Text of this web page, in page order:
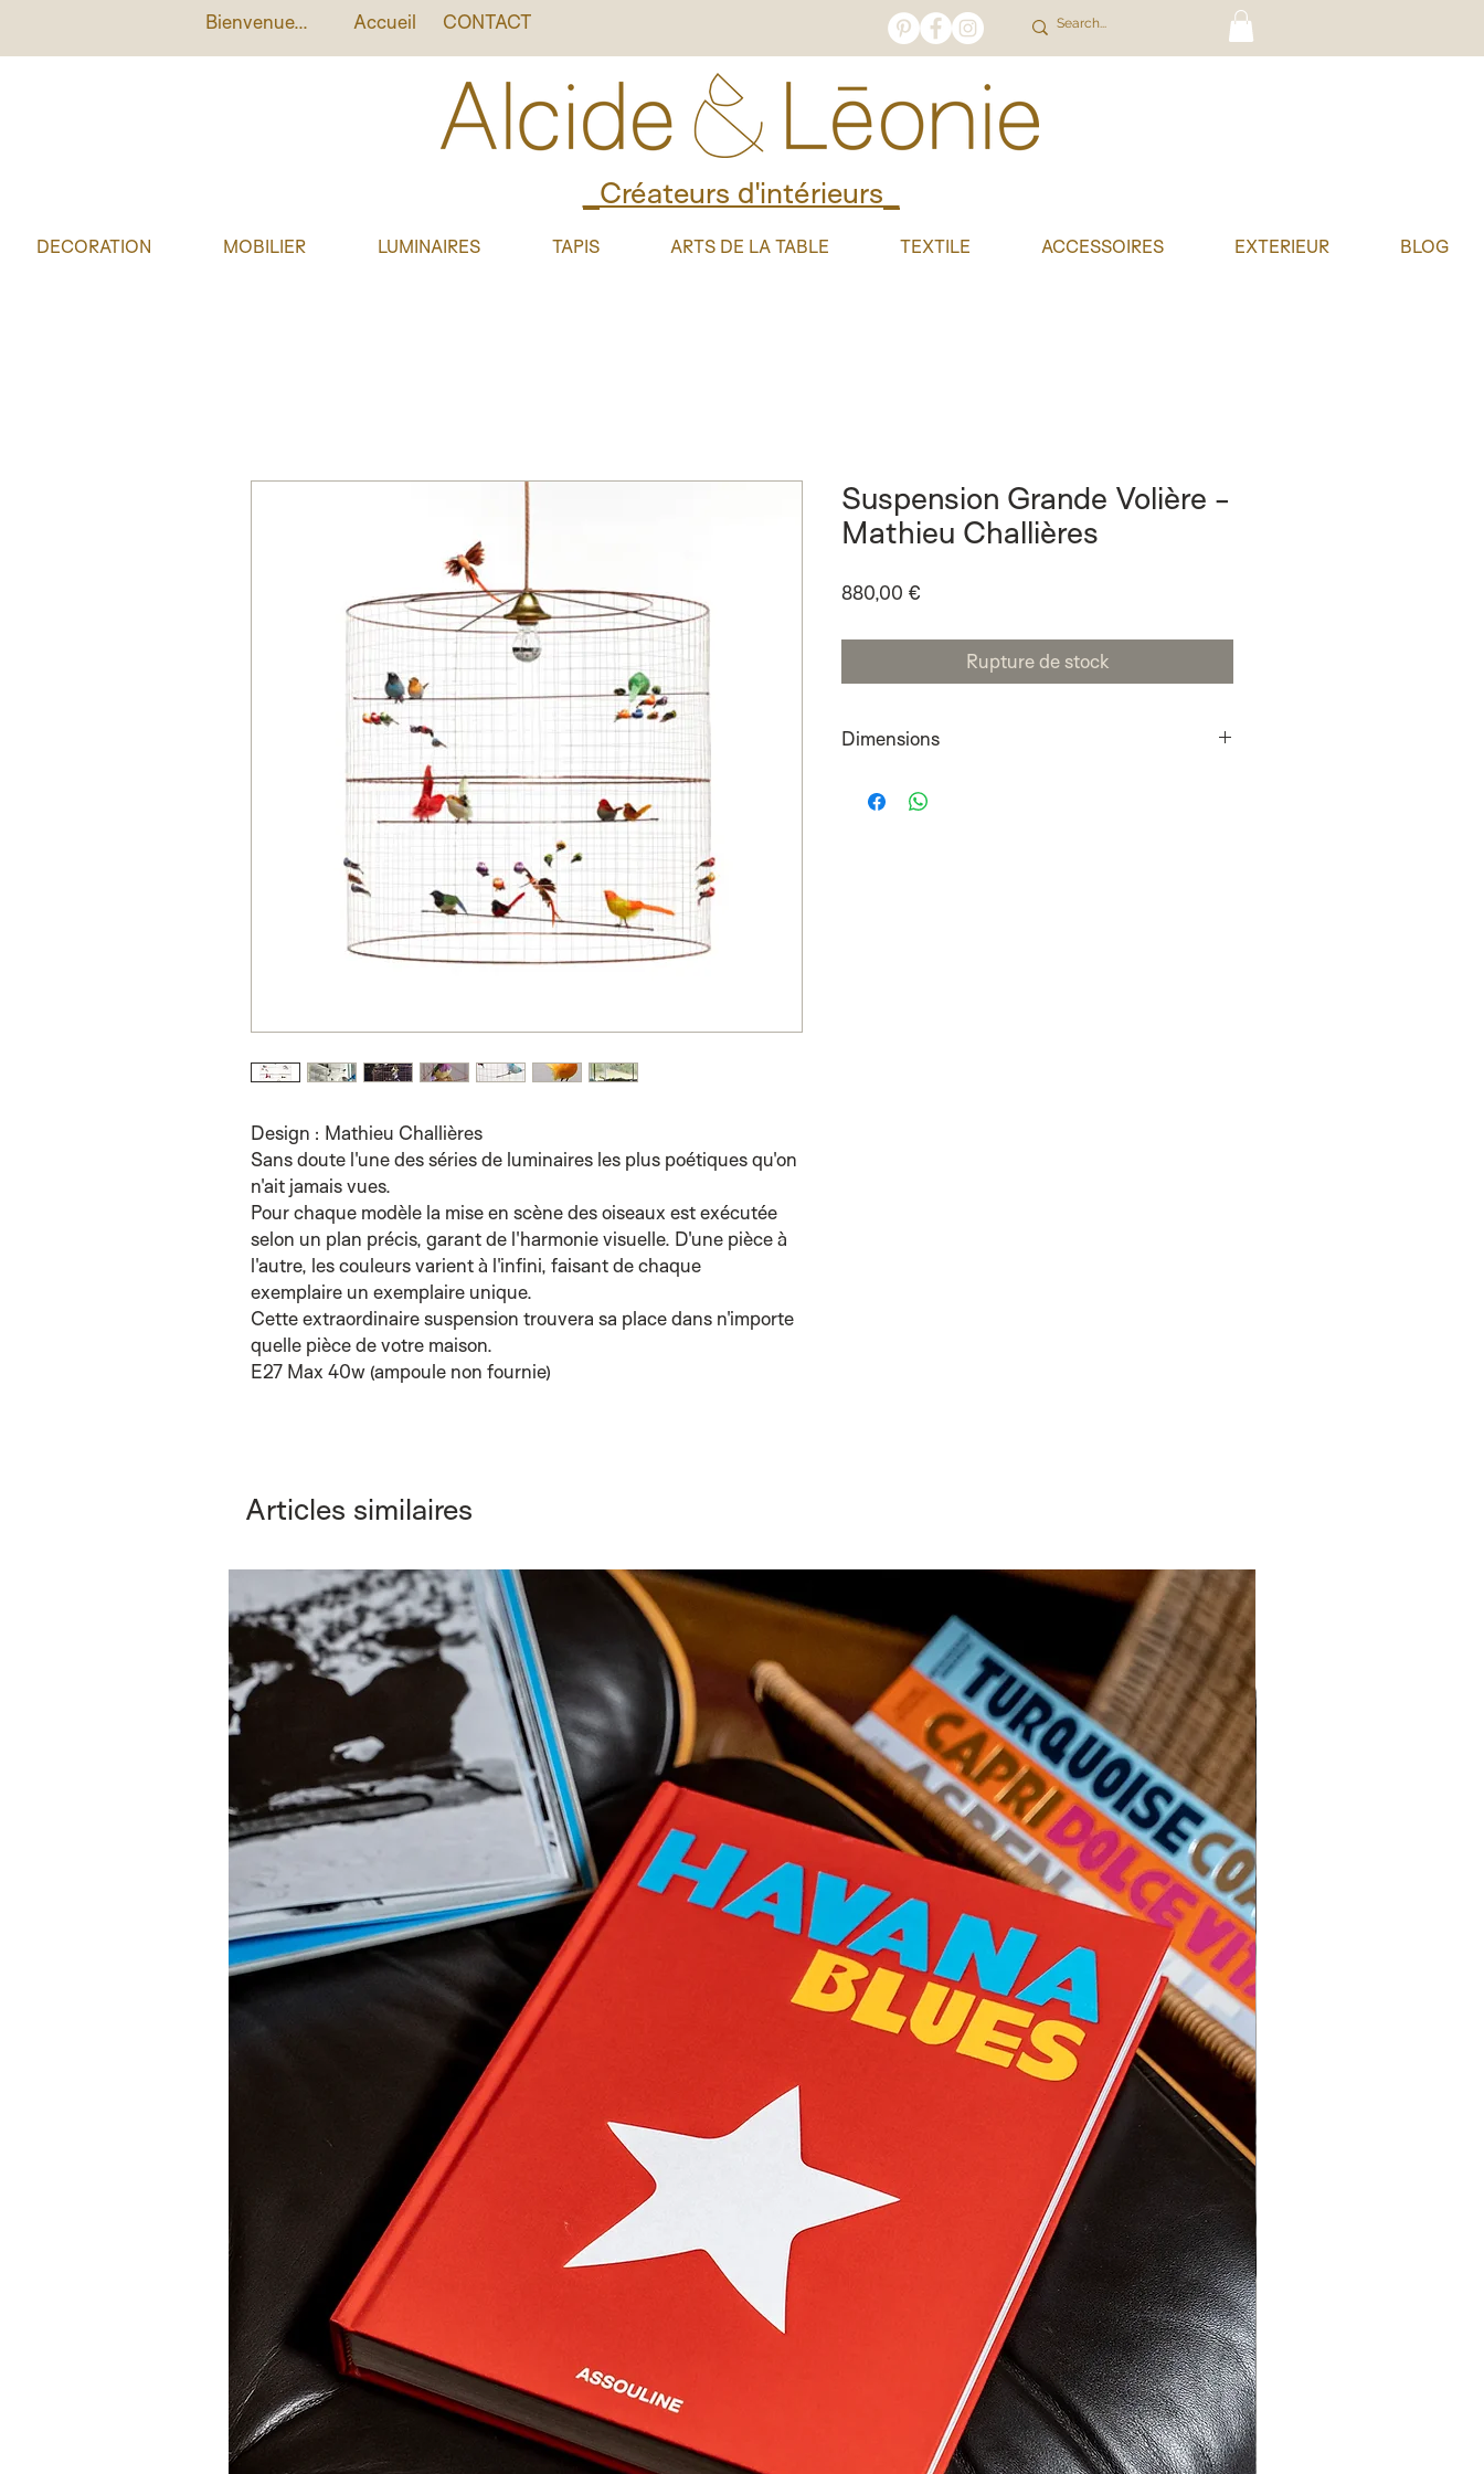
Bienvenue... Accueil CONTACT
_Créateurs d'intérieurs_
DECORATION MOBILIER LUMINAIRES TAPIS ARTS DE LA TABLE TEXTILE ACCESSOIRES EXTERIEUR BLOG
Design : Mathieu Challières
Sans doute l'une des séries de luminaires les plus poétiques qu'on
n'ait jamais vues.
Pour chaque modèle la mise en scène des oiseaux est exécutée
selon un plan précis, garant de l'harmonie visuelle. D'une pièce à
l'autre, les couleurs varient à l'infini, faisant de chaque
exemplaire un exemplaire unique.
Cette extraordinaire suspension trouvera sa place dans n'importe
quelle pièce de votre maison.
E27 Max 40w (ampoule non fournie)
Suspension Grande Volière -
Mathieu Challières
880,00 €
Rupture de stock
Dimensions
Articles similaires